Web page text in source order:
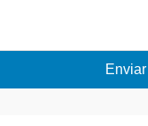
Enviar